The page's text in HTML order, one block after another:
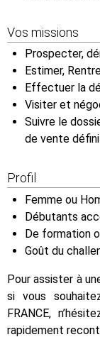
Vos missions
Prospecter,
Estimer,
Effectuer la
Visiter et
Suivre le
de vente
Profil
Femme ou
Débutants
De formation
Goût du
Pour assister à
si vous
FRANCE,
rapidement